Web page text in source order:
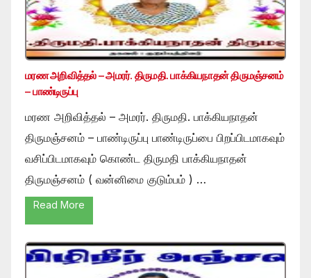
மரண அறிவித்தல் – அமரர். திருமதி. பாக்கியநாதன் திருமஞ்சனம்
– பாண்டிருப்பு
மரண அறிவித்தல் – அமரர். திருமதி. பாக்கியநாதன்
திருமஞ்சனம் – பாண்டிருப்பு பாண்டிருப்பை பிறப்பிடமாகவும்
வசிப்பிடமாகவும் கொண்ட திருமதி பாக்கியநாதன்
திருமஞ்சனம் ( வன்னிமை குடும்பம் ) …
Read More